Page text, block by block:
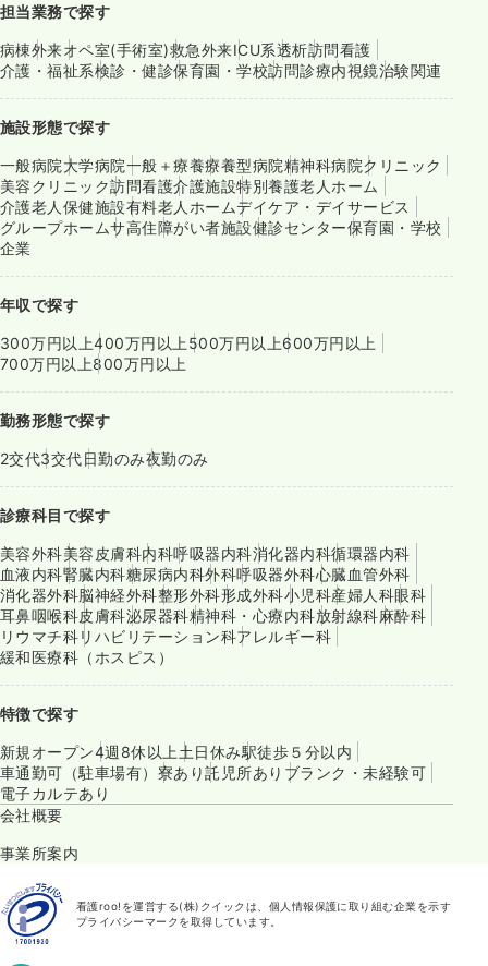
担当業務で探す
病棟外来オペ室(手術室)救急外来ICU系透析訪問看護
介護・福祉系検診・健診保育園・学校訪問診療内視鏡治験関連
施設形態で探す
一般病院大学病院一般＋療養療養型病院精神科病院クリニック
美容クリニック訪問看護介護施設特別養護老人ホーム
介護老人保健施設有料老人ホームデイケア・デイサービス
グループホームサ高住障がい者施設健診センター保育園・学校
企業
年収で探す
300万円以上400万円以上 500万円以上600万円以上
700万円以上800万円以上
勤務形態で探す
2交代3交代日勤のみ夜勤のみ
診療科目で探す
美容外科美容皮膚科内科呼吸器内科消化器内科循環器内科
血液内科腎臓内科糖尿病内科外科呼吸器外科心臓血管外科
消化器外科脳神経外科整形外科形成外科小児科産婦人科眼科
耳鼻咽喉科皮膚科泌尿器科精神科・心療内科放射線科麻酔科
リウマチ科リハビリテーション科アレルギー科
緩和医療科（ホスピス）
特徴で探す
新規オープン4週8休以上 土日休み駅徒歩５分以内
車通勤可（駐車場有） 寮あり託児所あり ブランク・未経験可
電子カルテあり
会社概要
事業所案内
看護roo!を運営する(株)クイックは、個人情報保護に取り組む企業を示す
プライバシーマークを取得しています。